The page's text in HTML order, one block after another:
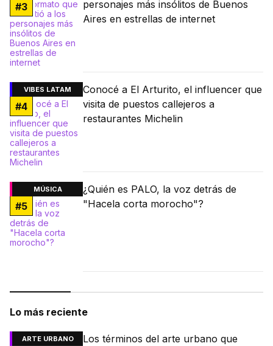
#3
personajes más insólitos de Buenos
Aires en estrellas de internet
VIBES LATAM
#4
Conocé a El Arturito, el influencer que
visita de puestos callejeros a
restaurantes Michelin
MÚSICA
#5
¿Quién es PALO, la voz detrás de
"Hacela corta morocho"?
Lo más reciente
ARTE URBANO
Los términos del arte urbano que